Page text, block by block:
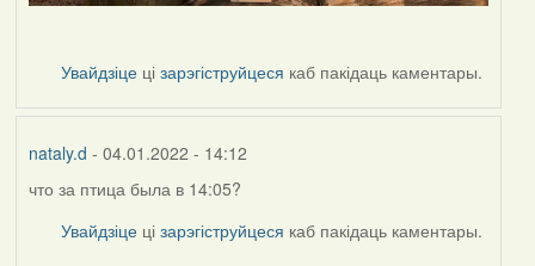
Увайдзіце цізарэгіструйцеся каб пакідаць каментары.
nataly.d - 04.01.2022 - 14:12
что за птица была в 14:05?
Увайдзіце цізарэгіструйцеся каб пакідаць каментары.